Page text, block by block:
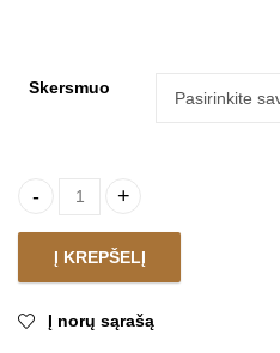
Skersmuo
Kilimas FOCUS CREAM ROUND
Į KREPŠELĮ
Į norų sąrašą